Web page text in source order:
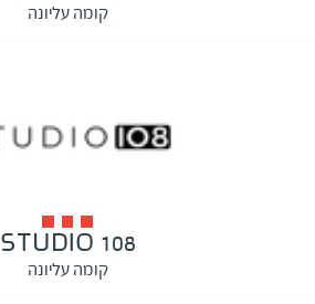
קומה עליונה
STUDIO 108
קומה עליונה